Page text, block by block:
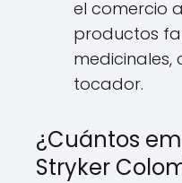
el comercio
productos
medicinales,
tocador.
¿Cuántos
Stryker